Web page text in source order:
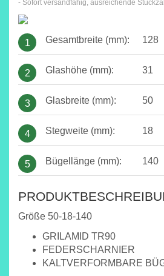
- Sofort versandfähig, ausreichende
1 Gesamtbreite (mm): 128
2 Glashöhe (mm): 31
3 Glasbreite (mm): 50
4 Stegweite (mm): 18
5 Bügellänge (mm): 140
Größe 50-18-140
GRILAMID TR90
FEDERSCHARNIER
KALTVERFORMBARE